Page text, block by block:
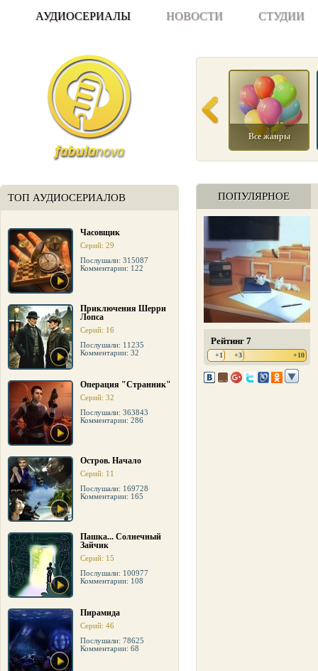
АУДИОСЕРИАЛЫ НОВОСТИ СТУДИИ
ТОП АУДИОСЕРИАЛОВ
Часовщик
Серий: 29
Послушали: 315087
Комментарии: 122
Приключения Шерри
Лопса
Серий: 16
Послушали: 11235
Комментарии: 32
Операция "Странник"
Серий: 32
Послушали: 363843
Комментарии: 286
Остров. Начало
Серий: 11
Послушали: 169728
Комментарии: 165
Пашка... Солнечный
Зайчик
Серий: 15
Послушали: 100977
Комментарии: 108
Пирамида
Серий: 46
Послушали: 78625
Комментарии: 68
Все жанры
ПОПУЛЯРНОЕ
Рейтинг 7
+1 +3 +10